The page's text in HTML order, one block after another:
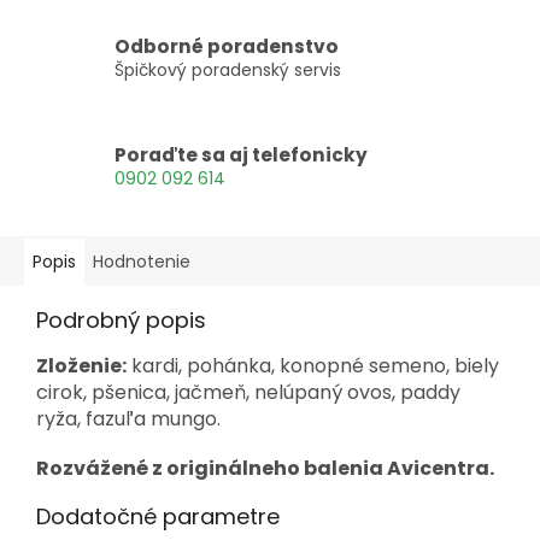
Odborné poradenstvo
Špičkový poradenský servis
Poraďte sa aj telefonicky
0902 092 614
Popis Hodnotenie
Podrobný popis
Zloženie: kardi, pohánka, konopné semeno, biely
cirok, pšenica, jačmeň, nelúpaný ovos, paddy
ryža, fazuľa mungo.
Rozvážené z originálneho balenia Avicentra.
Dodatočné parametre